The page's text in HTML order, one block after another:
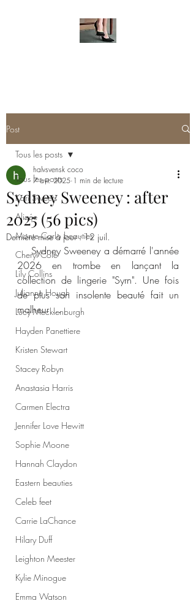
Post
Tous les posts
Kari Sweets
Alizée
Monte Carlo beauties
Cheryl Cole
Lily Collins
Julianne Hough
Lucy Mecklenburgh
Hayden Panettiere
Kristen Stewart
Stacey Robyn
Anastasia Harris
Carmen Electra
Jennifer Love Hewitt
Sophie Moone
Hannah Claydon
Eastern beauties
Celeb feet
Carrie LaChance
Hilary Duff
Leighton Meester
Kylie Minogue
Emma Watson
Tous les posts
Sydney Sweeney : after
2025 (56 pics)
halvsvensk coco
7 avr. 2025 1 min de lecture
Dernière mise à jour :12 juil.
    Sydney Sweeney a démarré l'année
2026 en trombe en lançant la
collection de lingerie "Syrn". Une fois
de plus son insolente beauté fait un
malheur ...